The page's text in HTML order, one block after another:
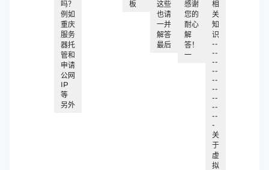
吗？
例如
重庆
服务
器托
管和
申请
公网
IP
等
另外
板
这些
也请
一并
解答
最后
感谢
您的
耐心
解
答！
一
相
关
知
识
--
--
--
--
--
--
--
--
--
-
关
于
虚
拟